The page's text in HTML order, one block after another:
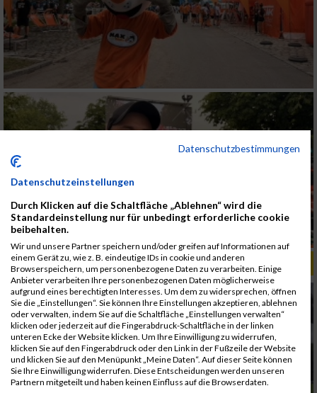
ALBUM B2RUN KÖLN / 05.09.2019
Datenschutzbestimmungen
Datenschutzeinstellungen
Durch Klicken auf die Schaltfläche „Ablehnen“ wird die
Standardeinstellung nur für unbedingt erforderliche cookie
beibehalten.
Wir und unsere Partner speichern und/oder greifen auf Informationen auf
einem Gerät zu, wie z. B. eindeutige IDs in cookie und anderen
Browserspeichern, um personenbezogene Daten zu verarbeiten. Einige
Anbieter verarbeiten Ihre personenbezogenen Daten möglicherweise
aufgrund eines berechtigten Interesses. Um dem zu widersprechen, öffnen
Sie die „Einstellungen“. Sie können Ihre Einstellungen akzeptieren, ablehnen
oder verwalten, indem Sie auf die Schaltfläche „Einstellungen verwalten“
klicken oder jederzeit auf die Fingerabdruck-Schaltfläche in der linken
unteren Ecke der Website klicken. Um Ihre Einwilligung zu widerrufen,
klicken Sie auf den Fingerabdruck oder den Link in der Fußzeile der Website
und klicken Sie auf den Menüpunkt „Meine Daten“. Auf dieser Seite können
Sie Ihre Einwilligung widerrufen. Diese Entscheidungen werden unseren
Partnern mitgeteilt und haben keinen Einfluss auf die Browserdaten.